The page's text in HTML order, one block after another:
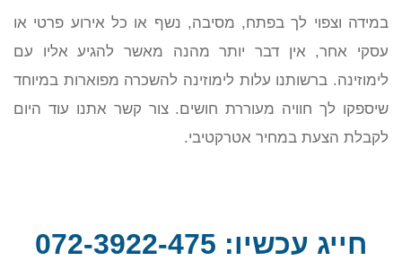
במידה וצפוי לך בפתח, מסיבה, נשף או כל אירוע פרטי או
עסקי אחר, אין דבר יותר מהנה מאשר להגיע אליו עם
לימוזינה. ברשותנו עלות לימוזינה להשכרה מפוארות במיוחד
שיספקו לך חוויה מעוררת חושים. צור קשר אתנו עוד היום
לקבלת הצעת במחיר אטרקטיבי.
חייג עכשיו: 072-3922-475